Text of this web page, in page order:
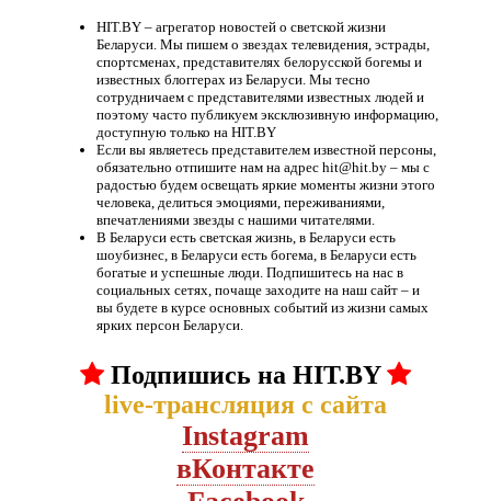
HIT.BY – агрегатор новостей о светской жизни
Беларуси. Мы пишем о звездах телевидения, эстрады,
спортсменах, представителях белорусской богемы и
известных блоггерах из Беларуси. Мы тесно
сотрудничаем с представителями известных людей и
поэтому часто публикуем эксклюзивную информацию,
доступную только на HIT.BY
Если вы являетесь представителем известной персоны,
обязательно отпишите нам на адрес hit@hit.by – мы с
радостью будем освещать яркие моменты жизни этого
человека, делиться эмоциями, переживаниями,
впечатлениями звезды с нашими читателями.
В Беларуси есть светская жизнь, в Беларуси есть
шоубизнес, в Беларуси есть богема, в Беларуси есть
богатые и успешные люди. Подпишитесь на нас в
социальных сетях, почаще заходите на наш сайт – и
вы будете в курсе основных событий из жизни самых
ярких персон Беларуси.
Подпишись на HIT.BY
live-трансляция с сайта
Instagram
вКонтакте